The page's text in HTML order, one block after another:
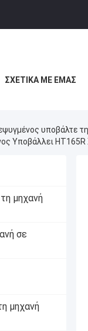
ΣΧΕΤΙΚΆ ΜΕ ΕΜΆΣ
υποβάλτε
Υποβάλλει
μηχανή
σε
μηχανή